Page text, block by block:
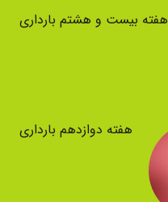
هفته بیست و هشتم بارداری
هفته دوازدهم بارداری